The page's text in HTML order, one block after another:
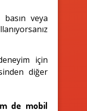
veya
için
diğer
de mobil